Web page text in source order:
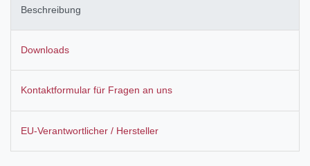
Beschreibung
Downloads
Kontaktformular für Fragen an uns
EU-Verantwortlicher / Hersteller